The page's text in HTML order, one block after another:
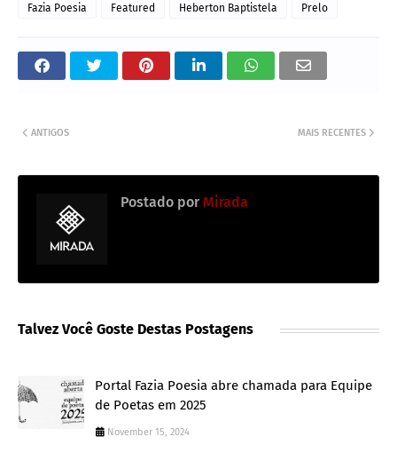
Fazia Poesia Featured Heberton Baptistela Prelo
MAIS RECENTES
ANTIGOS
Postado por Mirada
Talvez Você Goste Destas Postagens
Portal Fazia Poesia abre chamada para Equipe
de Poetas em 2025
November 15, 2024